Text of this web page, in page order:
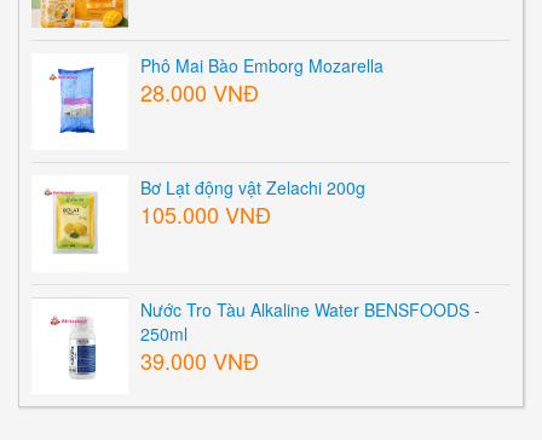
Phô Mai Bào Emborg Mozarella
28.000 VNĐ
Bơ Lạt động vật Zelachi 200g
105.000 VNĐ
Nước Tro Tàu Alkaline Water BENSFOODS -
250ml
39.000 VNĐ